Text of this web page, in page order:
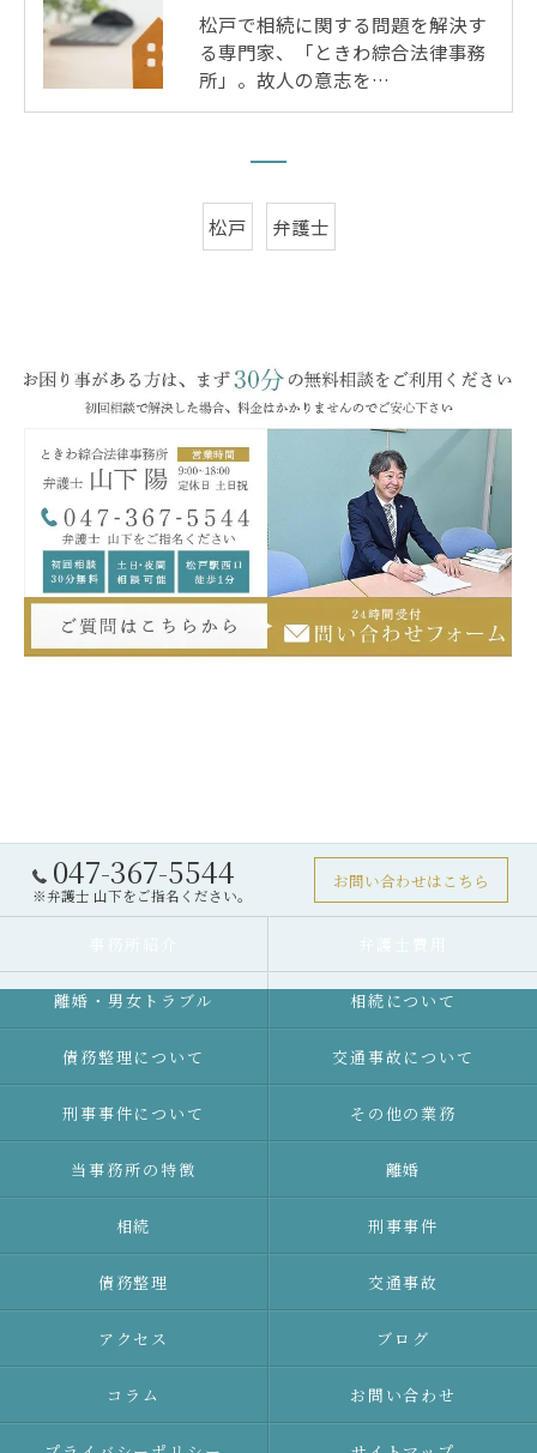
松戸で相続に関する問題を解決す
る専門家、「ときわ綜合法律事務
所」。故人の意志を…
松戸 弁護士
047-367-5544
※弁護士 山下をご指名ください。
お問い合わせはこちら
離婚・男女トラブル 相続について
債務整理について 交通事故について
刑事事件について その他の業務
当事務所の特徴 離婚
相続 刑事事件
債務整理 交通事故
アクセス ブログ
コラム お問い合わせ